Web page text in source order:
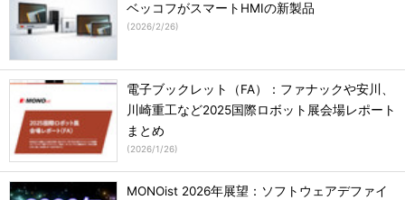
ベッコフがスマートHMIの新製品
(2026/2/26)
電子ブックレット（FA）：ファナックや安川、
川崎重工など2025国際ロボット展会場レポート
まとめ
(2026/1/26)
MONOist 2026年展望：ソフトウェアデファイ